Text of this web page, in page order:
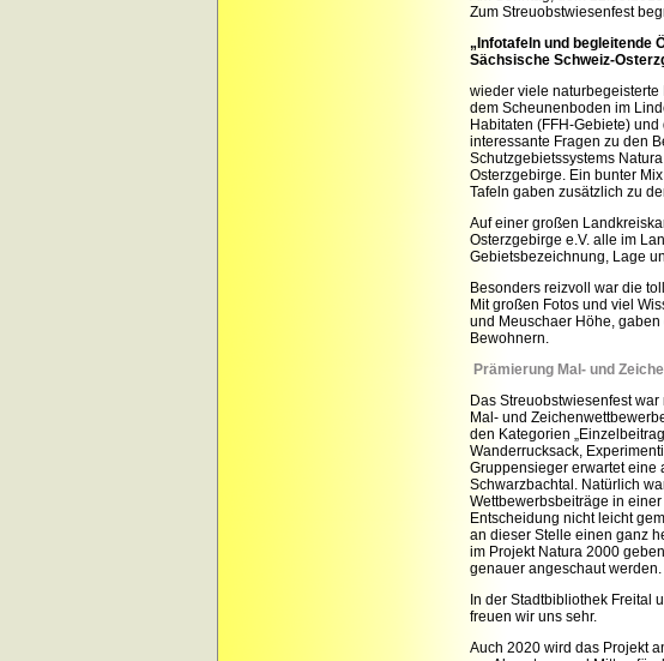
Zum Streuobstwiesenfest
„Infotafeln und begleitende
Sächsische Schweiz-
wieder viele naturbegeisterte
dem Scheunenboden im
Habitaten (FFH-Gebiete)
interessante Fragen zu den
Schutzgebietssystems
Osterzgebirge. Ein bunter
Tafeln gaben zusätzlich zu
Auf einer großen
Osterzgebirge e.V. alle im
Gebietsbezeichnung, Lage
Besonders reizvoll war die
Mit großen Fotos und viel
und Meuschaer Höhe,
Bewohnern.
Prämierung Mal- und
Das Streuobstwiesenfest
Mal- und
den Kategorien
Wanderrucksack,
Gruppensieger erwartet eine
Schwarzbachtal. Natürlich
Wettbewerbsbeiträge in
Entscheidung nicht leicht
an dieser Stelle einen ganz
im Projekt Natura 2000
genauer angeschaut werden.
In der Stadtbibliothek Freital
freuen wir uns sehr.
Auch 2020 wird das Projekt